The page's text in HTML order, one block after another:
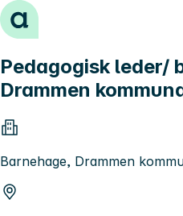
Hopp til innhold
Pedagogisk leder/
Drammen
Barnehage, Drammen